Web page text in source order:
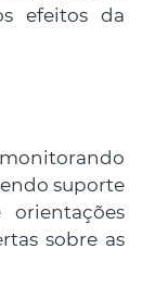
efeitos da
suporte
sobre as